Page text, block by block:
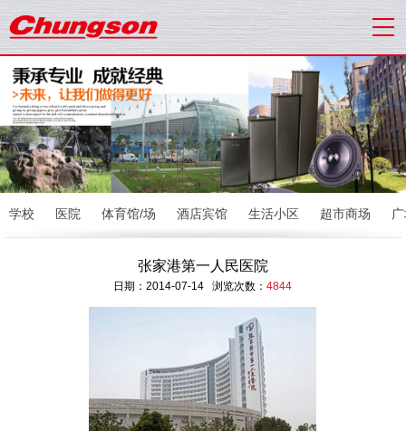
学校 医院 体育馆/场 酒店宾馆 生活小区 超市商场
张家港第一人民医院
日期：2014-07-14 浏览次数：4844